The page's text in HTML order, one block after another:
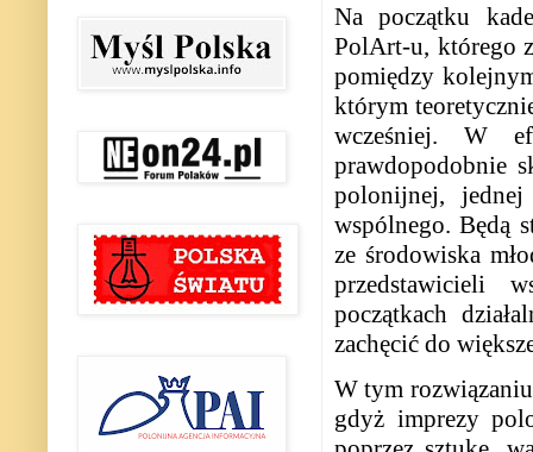
Na początku
PolArt-u, którego
pomiędzy
którym
wcześniej. W
prawdopodobnie
polonijnej,
wspólnego. Będą
ze środowiska
przedstawicieli
początkach
zachęcić do
W tym
gdyż imprezy